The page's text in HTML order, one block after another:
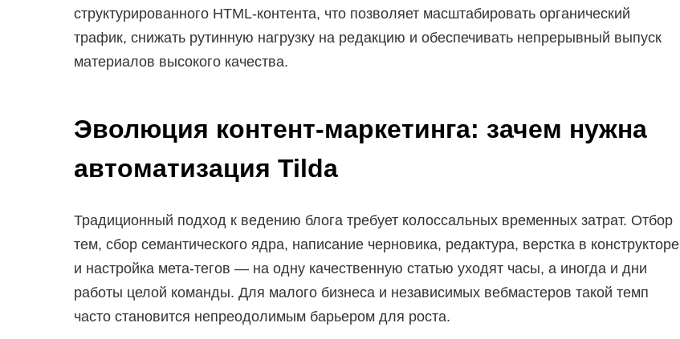
структурированного HTML-контента, что позволяет масштабировать органический
трафик, снижать рутинную нагрузку на редакцию и обеспечивать непрерывный выпуск
материалов высокого качества.
Эволюция контент-маркетинга: зачем нужна
автоматизация Tilda
Традиционный подход к ведению блога требует колоссальных временных затрат. Отбор
тем, сбор семантического ядра, написание черновика, редактура, верстка в конструкторе
и настройка мета-тегов — на одну качественную статью уходят часы, а иногда и дни
работы целой команды. Для малого бизнеса и независимых вебмастеров такой темп
часто становится непреодолимым барьером для роста.